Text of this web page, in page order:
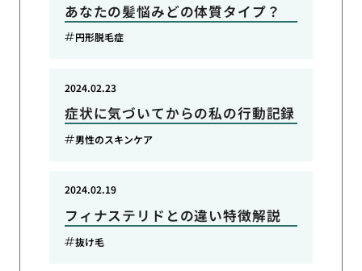
あなたの髪悩みどの体質タイプ？
円形脱毛症
症状に気づいてからの私の行動記録
2024.02.23
男性のスキンケア
フィナステリドとの違い特徴解説
2024.02.19
抜け毛